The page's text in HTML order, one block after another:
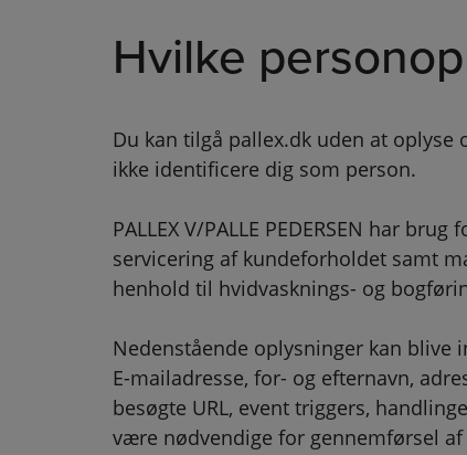
Hvilke
Du kan tilgå pallex.dk uden at
ikke identificere dig som person.
PALLEX V/PALLE PEDERSEN har
servicering af kundeforholdet samt
henhold til hvidvasknings- og
Nedenstående oplysninger kan blive
E-mailadresse, for- og efternavn,
besøgte URL, event triggers,
være nødvendige for gennemførsel af